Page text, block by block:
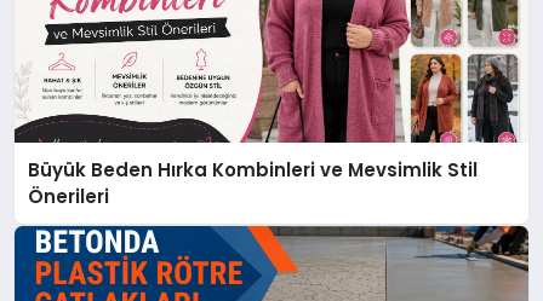
Büyük Beden Hırka Kombinleri ve Mevsimlik Stil
Önerileri